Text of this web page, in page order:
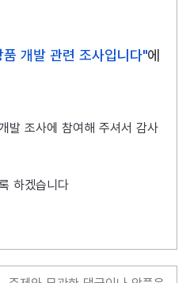
개발 관련 조사입니다"에
발 조사에 참여해 주셔서 감사
하겠습니다